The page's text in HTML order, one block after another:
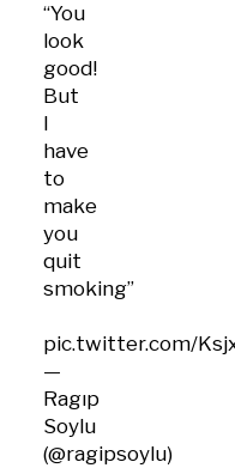
“You
look
good!
But
I
have
to
make
you
quit
smoking”
pic.twitter.com/
—
Ragıp
Soylu
(@ragipsoylu)